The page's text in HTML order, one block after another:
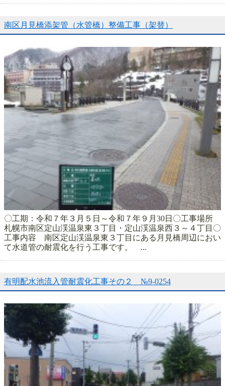
南区月見橋添架管（水管橋）整備工事（架替）
〇工期：令和７年３月５日～令和７年９月30日〇工事場所
札幌市南区定山渓温泉東３丁目・定山渓温泉西３～４丁目〇
工事内容 南区定山渓温泉東３丁目にある月見橋周辺におい
て水道管の耐震化を行う工事です。 ...
有明配水池流入管耐震化工事その２ №9-0254